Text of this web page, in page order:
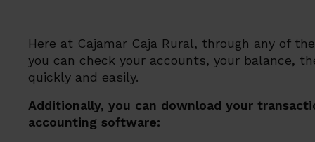
Here at Cajamar Caja Rural, through any of
you can check your accounts, your balance,
quickly and easily.
Additionally, you can download your
accounting software: